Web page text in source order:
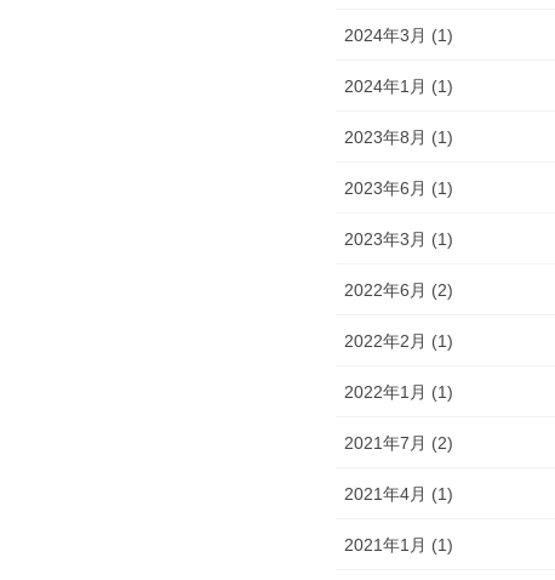
2024年3月 (1)
2024年1月 (1)
2023年8月 (1)
2023年6月 (1)
2023年3月 (1)
2022年6月 (2)
2022年2月 (1)
2022年1月 (1)
2021年7月 (2)
2021年4月 (1)
2021年1月 (1)